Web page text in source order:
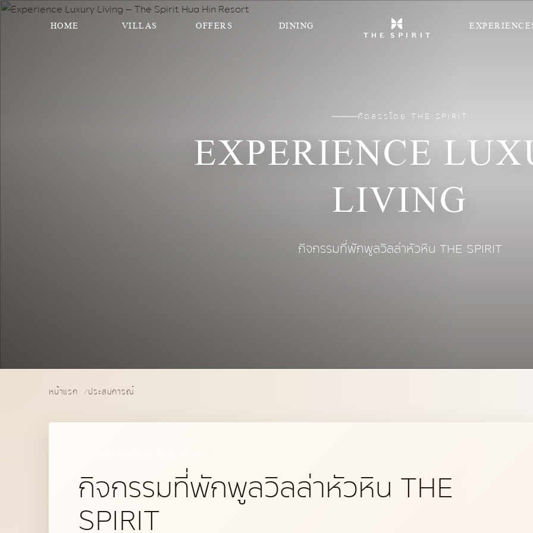
HOME VILLAS OFFERS DINING
คัดสรรโดย THE SPIRIT
EXPERIENCE
LIVING
กิจกรรมที่พักพูลวิลล่าหัวหิน THE SPIRIT
หน้าแรก ประสบการณ์
กิจกรรมที่พักพูลวิลล่าหัวหิน THE
SPIRIT